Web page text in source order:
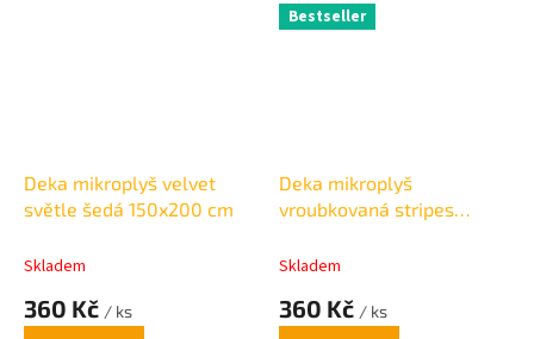
Deka mikroplyš velvet
světle šedá 150x200 cm
Skladem
360 Kč / ks
Bestseller
Deka mikroplyš
vroubkovaná stripes
Skladem
360 Kč / ks